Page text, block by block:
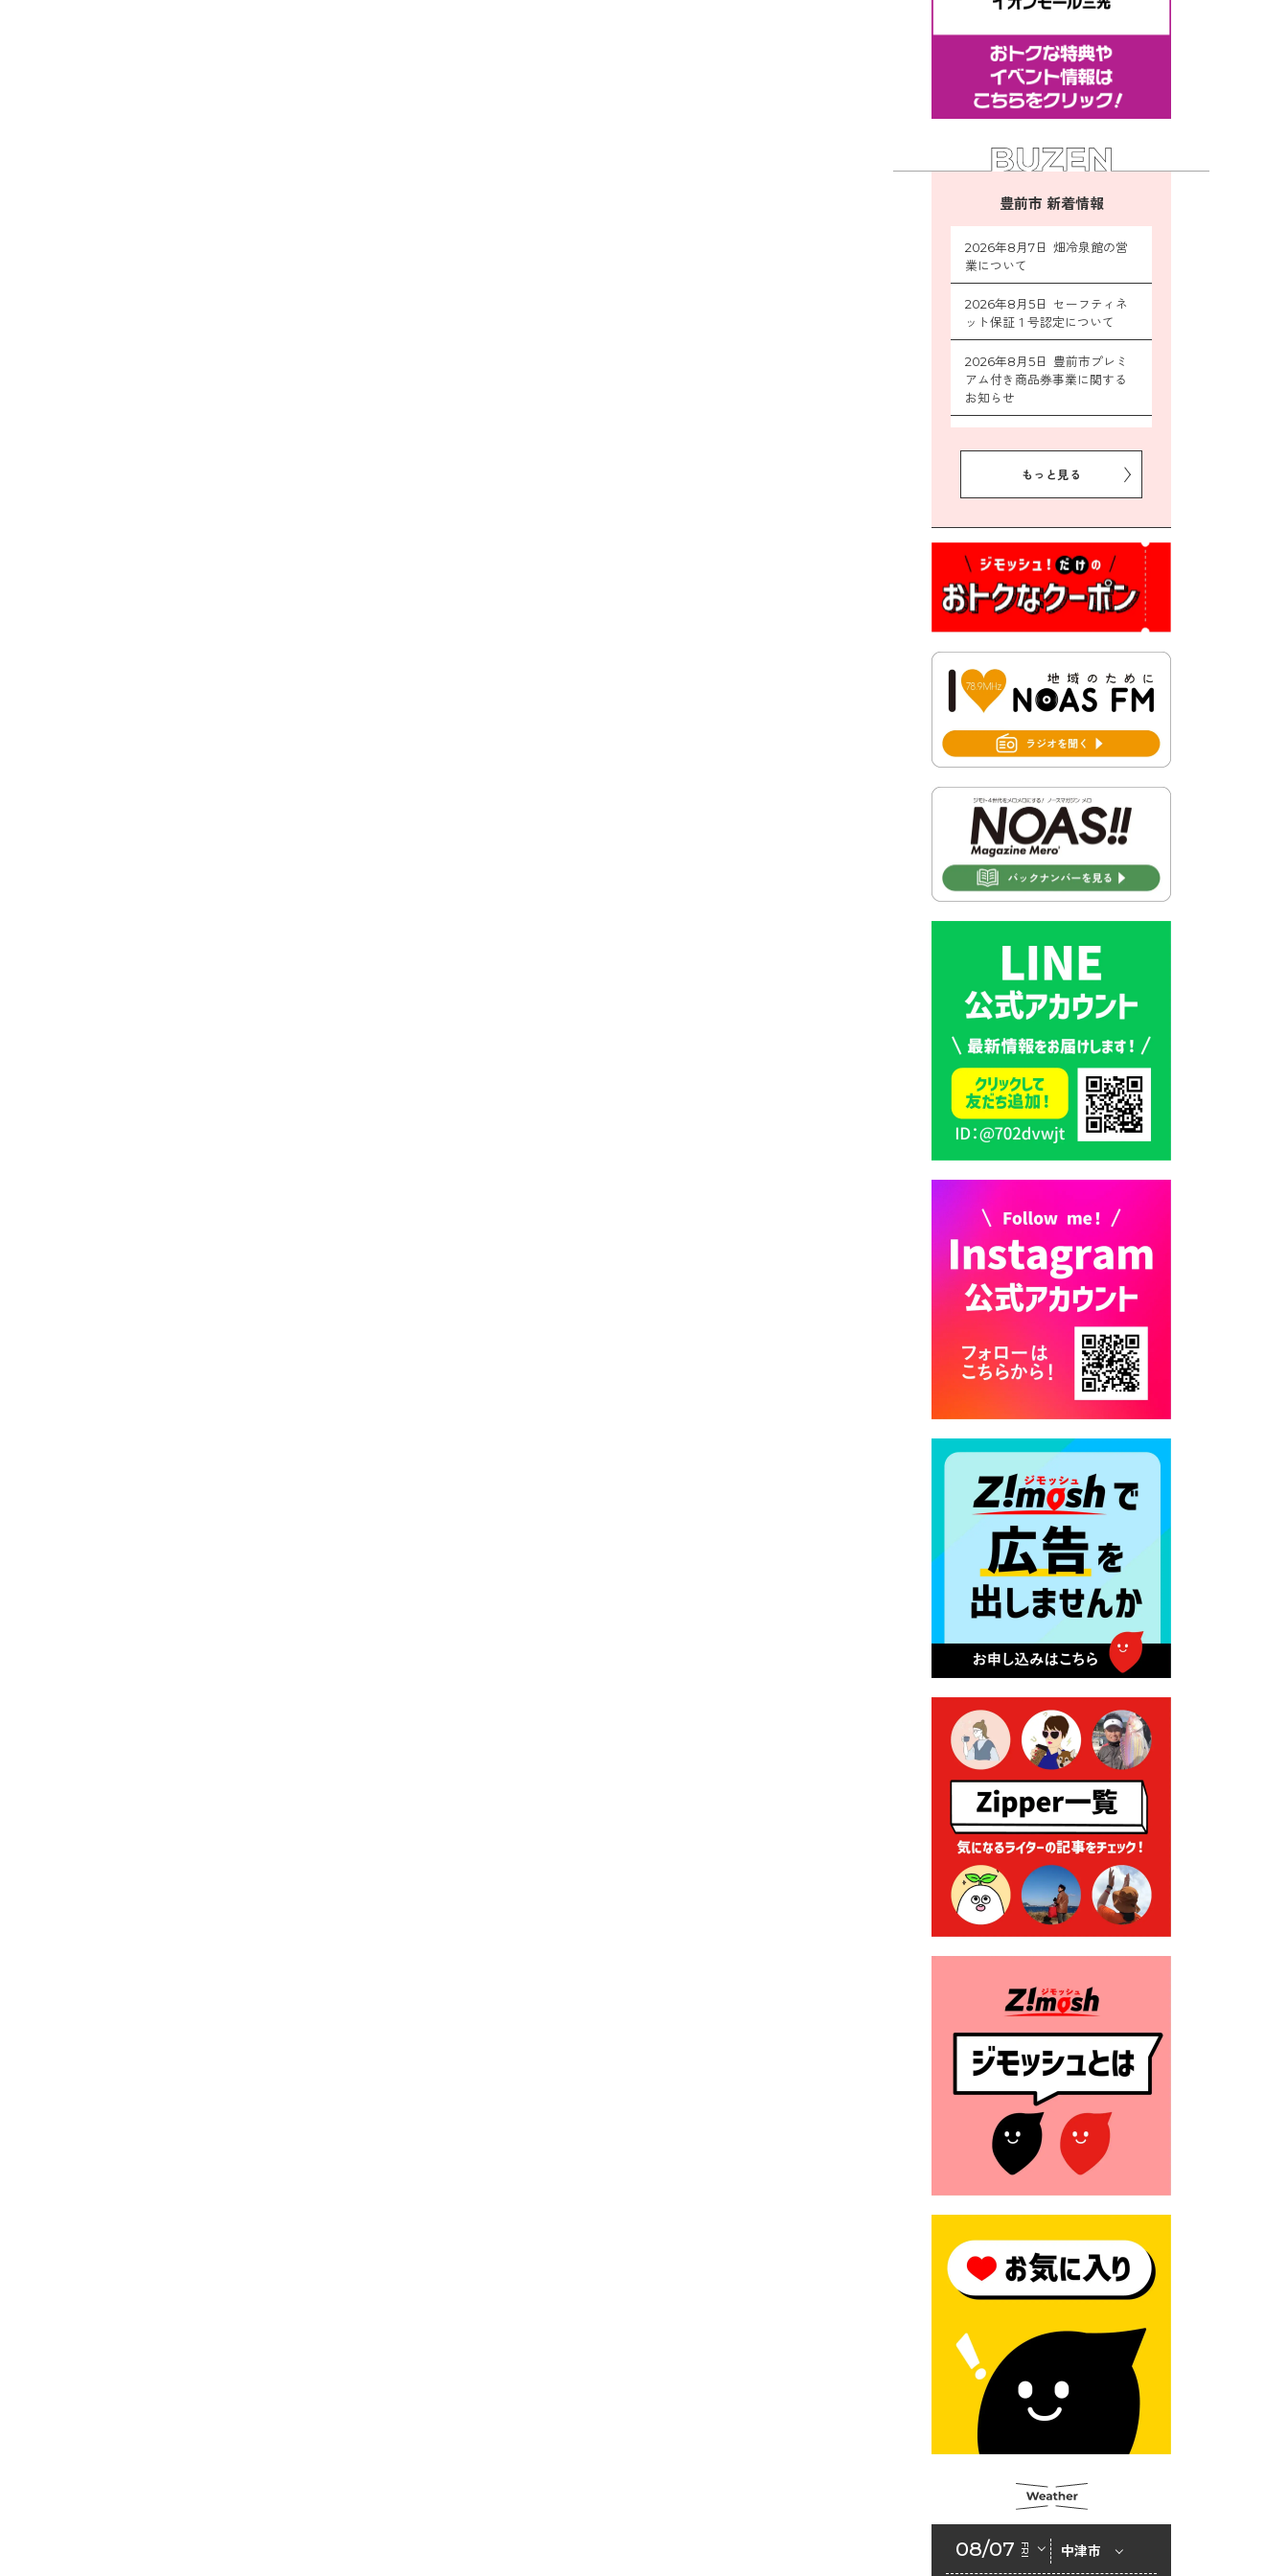
豊前市 新着情報
2026年8月7日 畑冷泉館の営
業について
2026年8月5日 セーフティネ
ット保証１号認定について
2026年8月5日 豊前市プレミ
アム付き商品券事業に関する
お知らせ
ン作戦参加者募集
対抗「福岡駅伝」出場選手募
集！
2026年7月31日 第６次豊前市
総合計画後期基本計画策定業
書が変わります！
2026年7月30日 豊前市立豊前
中学校の進捗状況について
2026年7月30日 豊前市立学校
2026年7月30日 豊前市立学校
紹介≪再編計画の見直しにつ
いて≫
2026年7月29日 豊前市指定ご
み袋販売のお知らせ
2026年7月28日 豊前カラス天
狗みなと祭り（花火大会）開
催決定！
2026年7月28日 令和8年度
京築地区水道企業団職員採用
試験（募集）
2026年7月27日 マイナンバー
カード交付に伴う休日および
平日夜間開庁の案内
2026年7月22日 令和８年度
「こども文化パスポート事
2026年7月21日 卜仙の郷 お
盆期間の営業時間のお知らせ
2026年7月17日 バス経路検索
のご利用案内
2026年7月10日 台湾伝統音楽
団体 「北埔八音団・楽善軒」
公演開催のお知らせ
ンディング型ふるさと納税の
実施について
2026年7月9日 農地法等に係
る各種申請に係る登記事項証
明書の添付省略について
2026年7月9日 廃食用油の回
収
2026年7月7日 「おゆずりコ
ーナー」について
2026年7月1日 豊前市民プール
一般開放
（令和８年４月１日施行）
格改定
2026年6月23日 公告一覧（市
内業者対象）を更新しまし
2026年6月23日 （一財）豊前
市佐野・則尾育英会奨学生募
2026年6月18日 セアカゴケグ
モにご注意ください！
ェルターの指定
2026年6月10日 令和８年経済
センサス-活動調査
2026年6月9日 令和８年第３
回定例会「一般質問一覧表」
2026年6月5日 新婚世帯の家
2026年6月2日 戸籍に氏名の
振り仮名が記載されます
もっと見る
08/07 FRI 中津市